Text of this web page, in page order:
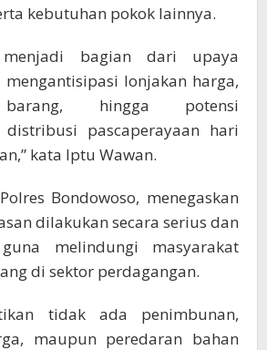
kebutuhan pokok lainnya.
bagian dari upaya
lonjakan harga,
barang, hingga potensi
distribusi pascaperayaan hari
kata Iptu Wawan.
Bondowoso, menegaskan
dilakukan secara serius dan
melindungi masyarakat
di sektor perdagangan.
tidak ada penimbunan,
maupun peredaran bahan